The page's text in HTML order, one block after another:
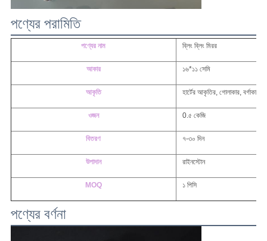
পণ্যের পরামিতি
পণ্যের নাম ব্লিং ব্লিং মিরর
আকার ১৬*১১ সেমি
আকৃতি হার্টের আকৃতির, গোলাকার, বর্গাকার
ওজন 0.৫ কেজি
বিতরণ ৭-৩০ দিন
উপাদান রাইনস্টোন
MOQ ১ পিসি
পণ্যের বর্ণনা